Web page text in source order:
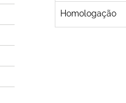
Homologação